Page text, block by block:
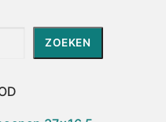
ZOEKEN